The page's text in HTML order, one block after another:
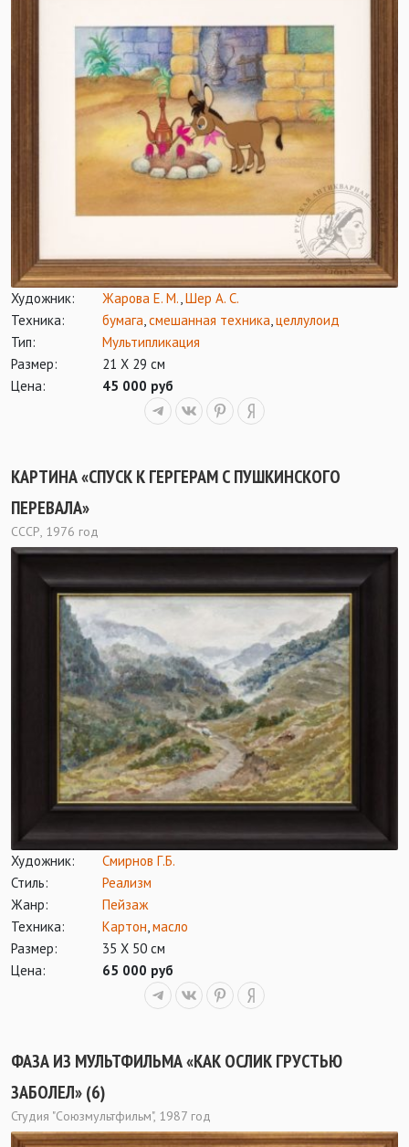
Художник: Жарова Е. М.,Шер А. С.
Техника:
бумага,смешанная техника,целлулоид
Тип:
Мультипликация
Размер:
21 Х 29 см
Цена:
45 000 руб
КАРТИНА «СПУСК К ГЕРГЕРАМ С ПУШКИНСКОГО
ПЕРЕВАЛА»
СССР, 1976 год
Художник:
Смирнов Г.Б.
Стиль:
Реализм
Жанр:
Пейзаж
Техника:
Картон масло
Размер:
35 Х 50 см
Цена:
65 000 руб
ФАЗА ИЗ МУЛЬТФИЛЬМА «КАК ОСЛИК ГРУСТЬЮ
ЗАБОЛЕЛ» (6)
Студия "Союзмультфильм", 1987 год